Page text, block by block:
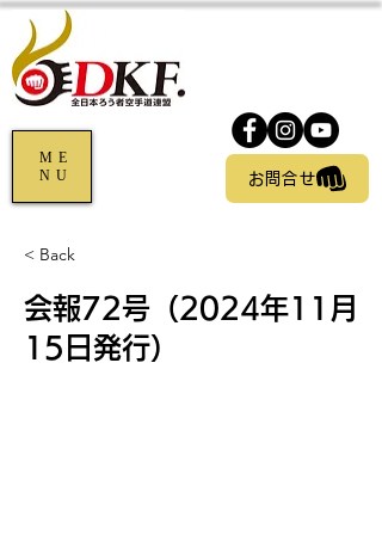
ME
NU
お問合せ
< Back
会報72号（2024年11月
15日発行）